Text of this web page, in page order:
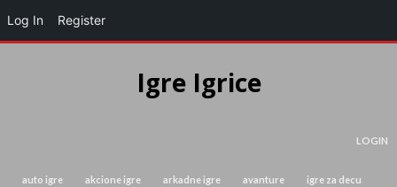
Igre Igrice
LOGIN
auto igre akcione igre arkadne igre avanture
igre za decu
Log In Register